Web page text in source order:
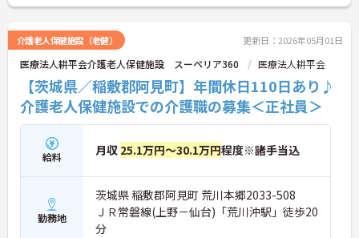
介護老人保健施設（老健） 更新日：2026年05月01日
医療法人耕平会介護老人保健施設 スーペリア360 医療法人耕平会
【茨城県／稲敷郡阿見町】年間休日110日あり♪
介護老人保健施設での介護職の募集＜正社員＞
給料 月収 25.1万円～30.1万円程度※諸手当込
勤務地
茨城県 稲敷郡阿見町 荒川本郷2033-508
ＪＲ常磐線(上野－仙台)「荒川沖駅」徒歩20
分